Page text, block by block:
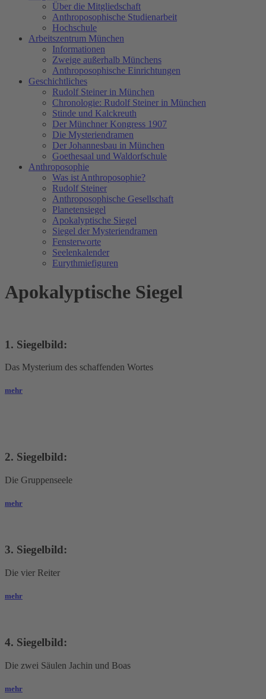
Über die Mitgliedschaft
Anthroposophische Studienarbeit
Hochschule
Arbeitszentrum München
Informationen
Zweige außerhalb Münchens
Anthroposophische Einrichtungen
Geschichtliches
Rudolf Steiner in München
Chronologie: Rudolf Steiner in München
Stinde und Kalckreuth
Der Münchner Kongress 1907
Die Mysteriendramen
Der Johannesbau in München
Goethesaal und Waldorfschule
Anthroposophie
Was ist Anthroposophie?
Rudolf Steiner
Anthroposophische Gesellschaft
Planetensiegel
Apokalyptische Siegel
Siegel der Mysteriendramen
Fensterworte
Seelenkalender
Eurythmiefiguren
Apokalyptische Siegel
1. Siegelbild:
Das Mysterium des schaffenden Wortes
mehr
2. Siegelbild:
Die Gruppenseele
mehr
3. Siegelbild:
Die vier Reiter
mehr
4. Siegelbild:
Die zwei Säulen Jachin und Boas
mehr